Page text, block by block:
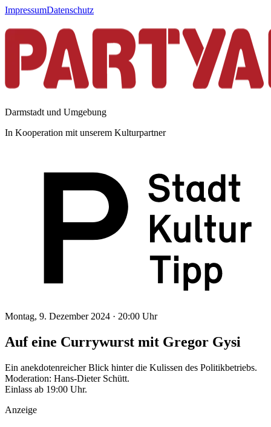
ImpressumDatenschutz
Darmstadt und Umgebung
In Kooperation mit unserem Kulturpartner
Montag, 9. Dezember 2024 · 20:00 Uhr
Auf eine Currywurst mit Gregor Gysi
Ein anekdotenreicher Blick hinter die Kulissen des Politikbetriebs.
Moderation: Hans-Dieter Schütt.
Einlass ab 19:00 Uhr.
Anzeige